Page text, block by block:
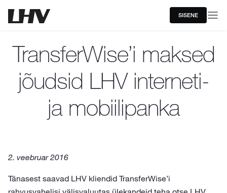
SISENE
TransferWise’i maksed
jõudsid LHV interneti-
ja mobiilipanka
2. veebruar 2016
Tänasest saavad LHV kliendid TransferWise’i